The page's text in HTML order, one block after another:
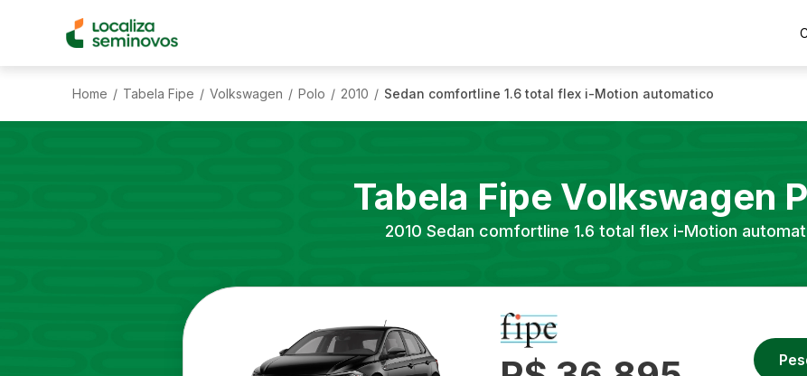
Home / Tabela Fipe / Volkswagen / Polo / 2010 / Sedan comfortline 1.6 total flex i-Motion automatico
Tabela Fipe Volkswagen
2010 Sedan comfortline 1.6 total flex i-Motion